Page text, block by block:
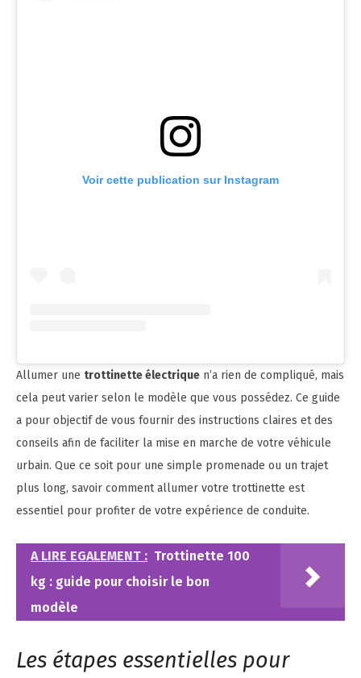
Voir cette publication sur Instagram
Allumer une trottinette électrique n’a rien de compliqué, mais
cela peut varier selon le modèle que vous possédez. Ce guide
a pour objectif de vous fournir des instructions claires et des
conseils afin de faciliter la mise en marche de votre véhicule
urbain. Que ce soit pour une simple promenade ou un trajet
plus long, savoir comment allumer votre trottinette est
essentiel pour profiter de votre expérience de conduite.
A LIRE EGALEMENT : Trottinette 100
kg : guide pour choisir le bon
modèle
Les étapes essentielles pour